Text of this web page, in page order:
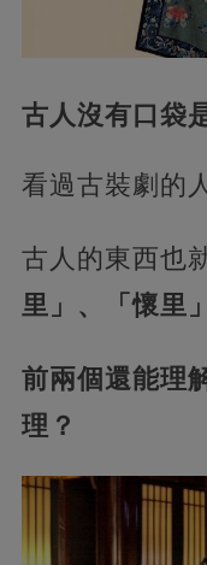
古人沒有口袋
看過古裝劇的
古人的東西也
里」、「懷里
前兩個還能理
理？